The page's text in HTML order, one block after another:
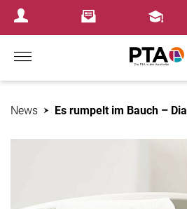
Login MenuNewsletter
News Es rumpelt im Bauch –